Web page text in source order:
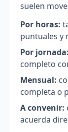
suelen
Por horas:
puntuales y
Por jornada:
completo
Mensual:
completa o
A convenir:
acuerda